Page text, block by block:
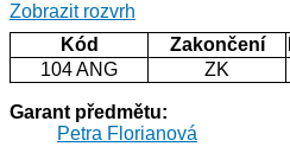
Zobrazit rozvrh
Kód
Zakončení
104 ANG
ZK
Garant předmětu:
Petra Florianová